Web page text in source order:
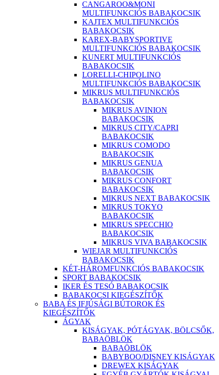
CANGAROO&MONI
MULTIFUNKCIÓS BABAKOCSIK
KAJTEX MULTIFUNKCIÓS
BABAKOCSIK
KAREX-BABYSPORTIVE
MULTIFUNKCIÓS BABAKOCSIK
KUNERT MULTIFUNKCIÓS
BABAKOCSIK
LORELLI-CHIPOLINO
MULTIFUNKCIÓS BABAKOCSIK
MIKRUS MULTIFUNKCIÓS
BABAKOCSIK
MIKRUS AVINION
BABAKOCSIK
MIKRUS CITY/CAPRI
BABAKOCSIK
MIKRUS COMODO
BABAKOCSIK
MIKRUS GENUA
BABAKOCSIK
MIKRUS CONFORT
BABAKOCSIK
MIKRUS NEXT BABAKOCSIK
MIKRUS TOKYO
BABAKOCSIK
MIKRUS SPECCHIO
BABAKOCSIK
MIKRUS VIVA BABAKOCSIK
WIEJAR MULTIFUNKCIÓS
BABAKOCSIK
KÉT-HÁROMFUNKCIÓS BABAKOCSIK
SPORT BABAKOCSIK
IKER ÉS TESÓ BABAKOCSIK
BABAKOCSI KIEGÉSZÍTŐK
BABA ÉS IFJÚSÁGI BÚTOROK ÉS
KIEGÉSZÍTŐK
ÁGYAK
KISÁGYAK, PÓTÁGYAK, BÖLCSŐK,
BABAÖBLÖK
BABAÖBLÖK
BABYBOO/DISNEY KISÁGYAK
DREWEX KISÁGYAK